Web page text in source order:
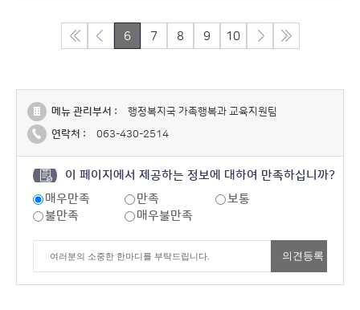
6 7 8 9 10
메뉴 관리부서 :
행정복지국 가족행복과 교육지원팀
연락처 :
063-430-2514
이 페이지에서 제공하는 정보에 대하여 만족하십니까?
매우만족
만족
보통
불만족
매우불만족